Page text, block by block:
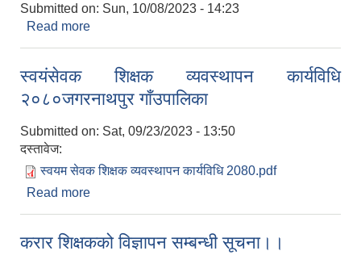
Submitted on: Sun, 10/08/2023 - 14:23
Read more
स्वयंसेवक शिक्षक व्यवस्थापन कार्यविधि
२०८०जगरनाथपुर गाँउपालिका
Submitted on: Sat, 09/23/2023 - 13:50
दस्तावेज:
स्वयम सेवक शिक्षक व्यवस्थापन कार्यविधि 2080.pdf
Read more
करार शिक्षकको विज्ञापन सम्बन्धी सूचना।।